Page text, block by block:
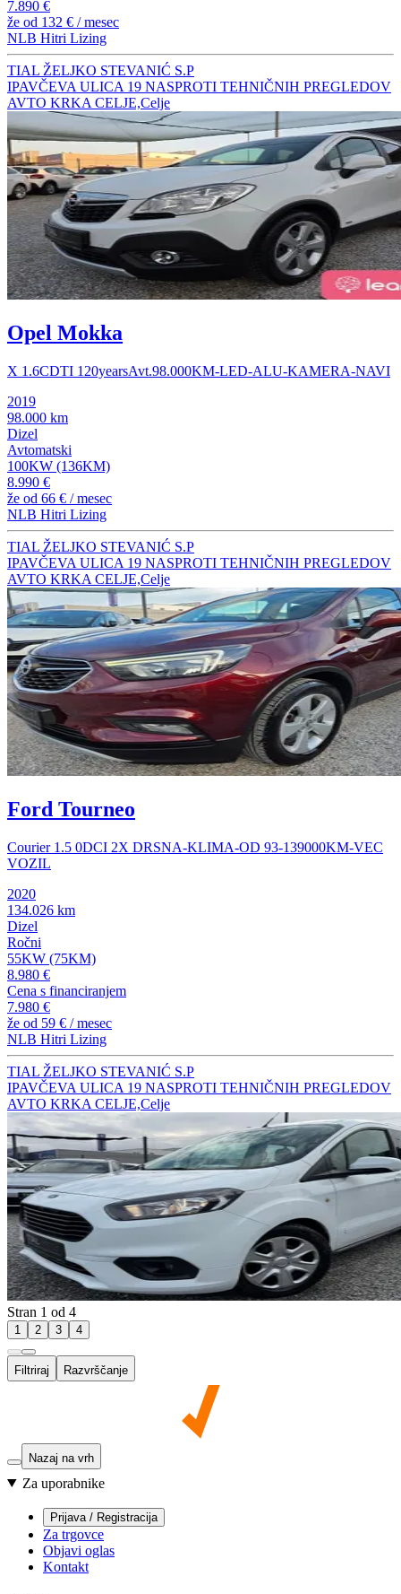
7.890 €
že od 132 € / mesec
NLB Hitri Lizing
TIAL ŽELJKO STEVANIĆ S.P
IPAVČEVA ULICA 19 NASPROTI TEHNIČNIH PREGLEDOV
AVTO KRKA CELJE,Celje
Opel Mokka
X 1.6CDTI 120yearsAvt.98.000KM-LED-ALU-KAMERA-NAVI
2019
98.000 km
Dizel
Avtomatski
100KW (136KM)
8.990 €
že od 66 € / mesec
NLB Hitri Lizing
TIAL ŽELJKO STEVANIĆ S.P
IPAVČEVA ULICA 19 NASPROTI TEHNIČNIH PREGLEDOV
AVTO KRKA CELJE,Celje
Ford Tourneo
Courier 1.5 0DCI 2X DRSNA-KLIMA-OD 93-139000KM-VEC
VOZIL
2020
134.026 km
Dizel
Ročni
55KW (75KM)
8.980 €
Cena s financiranjem
7.980 €
že od 59 € / mesec
NLB Hitri Lizing
TIAL ŽELJKO STEVANIĆ S.P
IPAVČEVA ULICA 19 NASPROTI TEHNIČNIH PREGLEDOV
AVTO KRKA CELJE,Celje
Stran 1 od 4
1 2 3 4
Filtriraj Razvrščanje
Nazaj na vrh
Za uporabnike
Prijava / Registracija
Za trgovce
Objavi oglas
Kontakt